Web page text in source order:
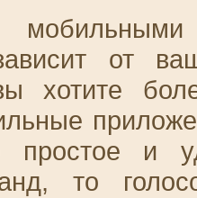
от
хотите
и
то